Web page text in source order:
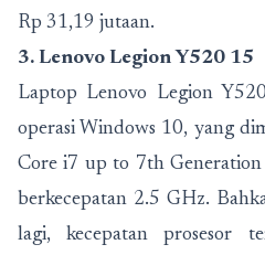
Rp 31,19 jutaan.
3. Lenovo Legion Y520 15
Laptop Lenovo Legion
operasi Windows 10, yang
Core i7 up to 7th
berkecepatan 2.5 GHz.
lagi, kecepatan prosesor